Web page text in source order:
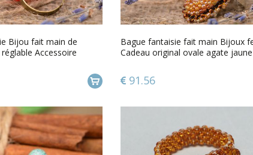
Bijou fait main de
Accessoire
Bague fantaisie fait main Bijoux
Cadeau original ovale agate jaune
91.56